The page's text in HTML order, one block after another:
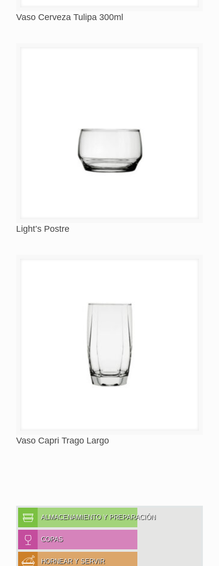
Vaso Cerveza Tulipa 300ml
Light’s Postre
Vaso Capri Trago Largo
ALMACENAMIENTO Y PREPARACIÓN
COPAS
HORNEAR Y SERVIR